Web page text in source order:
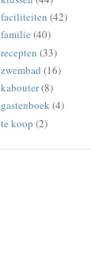
faciliteiten (42)
familie (40)
recepten (33)
zwembad (16)
kabouter(8)
gastenboek(4)
te koop (2)